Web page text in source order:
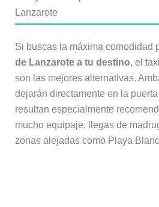
Lanzarote
Si buscas la máxima comodidad
de Lanzarote a tu destino, el
son las mejores alternativas.
dejarán directamente en la
resultan especialmente
mucho equipaje, llegas de
zonas alejadas como Playa